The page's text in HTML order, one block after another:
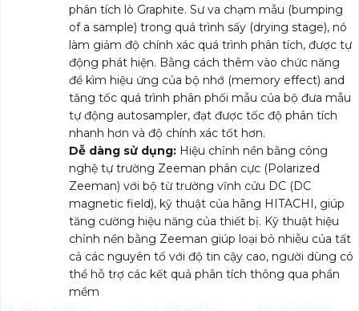
phân tích lò Graphite. Sư va chạm mẫu (bumping
of a sample) trong quá trình sấy (drying stage), nó
làm giảm độ chính xác quá trình phân tích, được tự
động phát hiện. Bằng cách thêm vào chức năng
để kìm hiệu ứng của bộ nhớ (memory effect) and
tăng tốc quá trình phân phối mẫu của bộ đưa mẫu
tự động autosampler, đạt được tốc độ phân tích
nhanh hơn và độ chính xác tốt hơn.
Dễ dàng sử dụng: Hiệu chỉnh nền bằng công
nghệ tự trường Zeeman phân cực (Polarized
Zeeman) với bộ từ trường vĩnh cửu DC (DC
magnetic field), kỹ thuật của hãng HITACHI, giúp
tăng cường hiệu năng của thiết bị. Kỹ thuật hiệu
chỉnh nền bằng Zeeman giúp loại bỏ nhiễu của tất
cả các nguyên tố với độ tin cậy cao, người dùng có
thể hỗ trợ các kết quả phân tích thông qua phần
mềm